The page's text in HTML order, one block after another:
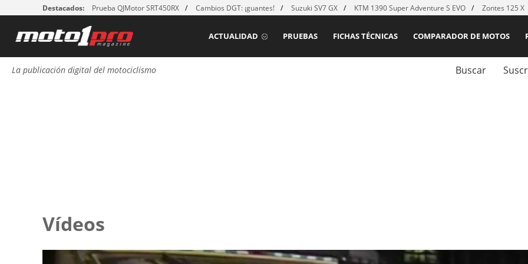
Destacados: Prueba QJMotor SRT450RX Cambios DGT: ¡guantes! Suzuki SV7 GX KTM 1390 Super Adventure S EVO Zontes 125 X
COMPARADOR DE MOTOS
FICHAS TÉCNICAS
PRUEBAS
ACTUALIDAD
La publicación digital del motociclismo Buscar
Vídeos